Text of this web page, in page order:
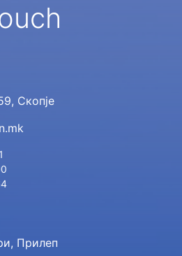
Скопје
Прилеп